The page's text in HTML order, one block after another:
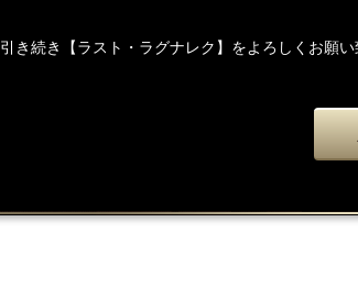
引き続き【ラスト・ラグナレク】をよろしくお願い